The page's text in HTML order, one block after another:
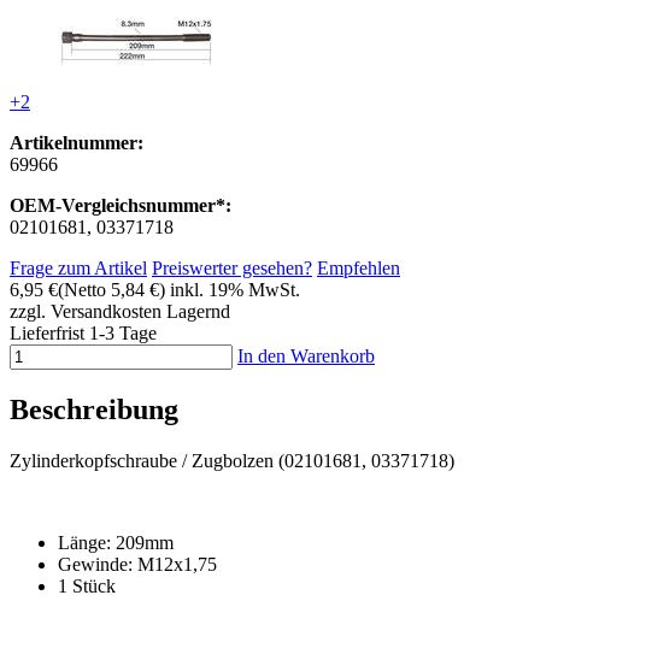
+2
Artikelnummer:
69966
OEM-Vergleichsnummer*:
02101681, 03371718
Frage zum Artikel Preiswerter gesehen? Empfehlen
6,95 €(Netto 5,84 €) inkl. 19% MwSt.
zzgl. Versandkosten Lagernd
Lieferfrist 1-3 Tage
In den Warenkorb
Beschreibung
Zylinderkopfschraube / Zugbolzen (02101681, 03371718)
Länge: 209mm
Gewinde: M12x1,75
1 Stück